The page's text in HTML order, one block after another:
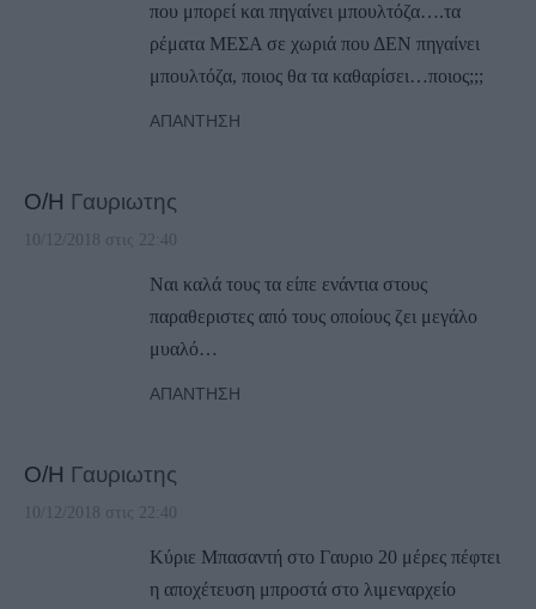
που μπορεί και πηγαίνει μπουλτόζα….τα
ρέματα ΜΕΣΑ σε χωριά που ΔΕΝ πηγαίνει
μπουλτόζα, ποιος θα τα καθαρίσει…ποιος;;;
ΑΠΆΝΤΗΣΗ
Ο/Η Γαυριωτης
10/12/2018 στις 22:40
Ναι καλά τους τα είπε ενάντια στους
παραθεριστες από τους οποίους ζει μεγάλο
μυαλό…
ΑΠΆΝΤΗΣΗ
Ο/Η Γαυριωτης
10/12/2018 στις 22:40
Κύριε Μπασαντή στο Γαυριο 20 μέρες πέφτει
η αποχέτευση μπροστά στο λιμεναρχείο